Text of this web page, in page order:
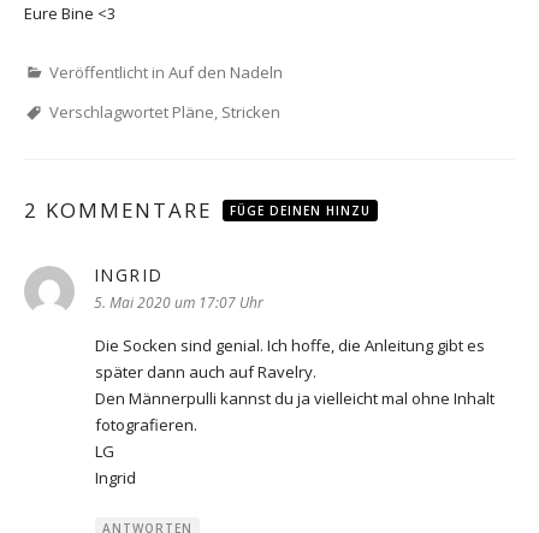
Eure Bine <3
Veröffentlicht in Auf den Nadeln
Verschlagwortet Pläne, Stricken
2 KOMMENTARE FÜGE DEINEN HINZU
INGRID
5. Mai 2020 um 17:07 Uhr
Die Socken sind genial. Ich hoffe, die Anleitung gibt es
später dann auch auf Ravelry.
Den Männerpulli kannst du ja vielleicht mal ohne Inhalt
fotografieren.
LG
Ingrid
ANTWORTEN